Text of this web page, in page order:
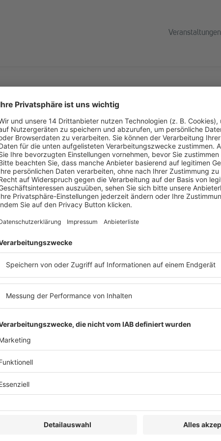
Veranstaltungen
des Bereichs Fachmedien Recht und Wirtschaft der dfv
www.dfv.de/portfolio/medien/DATENSCHUTZ-BERATER-125
R&W